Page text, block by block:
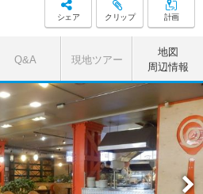
シェア クリップ 計画
Q&A 現地ツアー
地図
周辺情報